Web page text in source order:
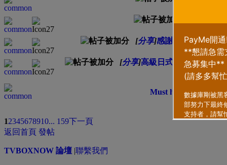
[分享]感謝嘉禾院線 • 嘉
└ 自家
[分享]高級日式燒肉✨名物！
└ 自家
Must have lenses for
類型 排序方
12345678910... 159下一頁
返回首頁 發帖
TVBOXNOW 論壇 |聯繫我們